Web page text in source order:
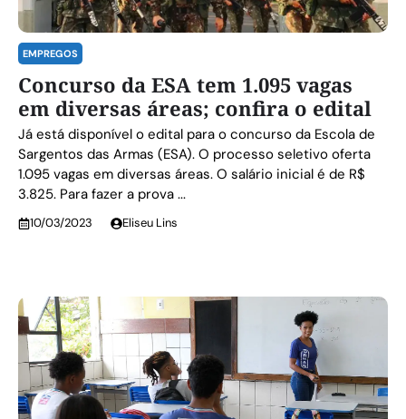
EMPREGOS
Concurso da ESA tem 1.095 vagas
em diversas áreas; confira o edital
Já está disponível o edital para o concurso da Escola de
Sargentos das Armas (ESA). O processo seletivo oferta
1.095 vagas em diversas áreas. O salário inicial é de R$
3.825. Para fazer a prova ...
10/03/2023 Eliseu Lins